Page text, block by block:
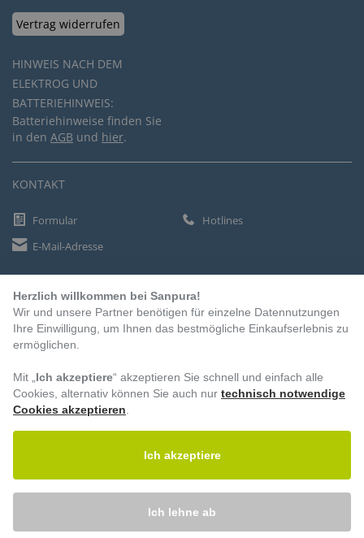
Vertrag widerrufen
HINWEIS NACH DEM
ELEKTROG UND
BATTERIEHINWEIS:
Batteriehinweise finden Sie
in den AGB und hier.
KONTAKT
Formular
Hotlines
E-Mail-Adresse
ZAHLUNGSARTEN
Vorkasse
BESUCHEN SIE UNS
Herzlich willkommen bei Sanpura!
Wir und unsere Partner benötigen für einzelne Datennutzungen
Ihre Einwilligung, um Ihnen das bestmögliche Einkaufserlebnis zu
ermöglichen.
Mit „ Ich akzeptiere“ akzeptieren Sie schnell und einfach alle
Cookies, alternativ können Sie auch nur technisch notwendige
Cookies akzeptieren
Ich akzeptiere
Ich lehne ab